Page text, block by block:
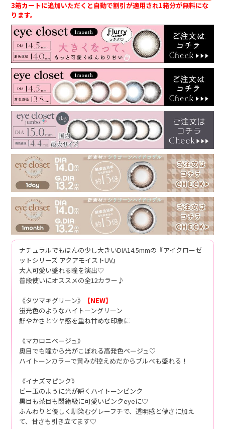
3箱カートに追加いただくと自動で割引が適用され1箱分が無料にな
ります。
ナチュラルでもほんの少し大きいDIA14.5mmの『アイクローゼ
ットシリーズ アクアモイストUV』
大人可愛い盛れる瞳を演出♡
普段使いにオススメの全12カラー♪
《タツマキグリーン》
【NEW】
蛍光色のようなハイトーングリーン
鮮やかさとツヤ感を重ね甘めな印象に
《マカロニベージュ》
奥目でも瞳から光がこぼれる高発色ベージュ♡
ハイトーンカラーで黄みが控えめだからブルべも盛れる！
《イナズマピンク》
ビー玉のように光が瞬くハイトーンピンク
黒目も茶目も悶絶級に可愛いピンクeyeに♡
ふんわりと優しく馴染むグレーフチで、透明感と儚さに加え
て、甘さも引き立てます♡